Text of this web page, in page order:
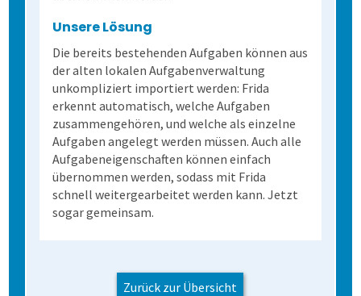
Unsere Lösung
Die bereits bestehenden Aufgaben können aus
der alten lokalen Aufgabenverwaltung
unkompliziert importiert werden: Frida
erkennt automatisch, welche Aufgaben
zusammengehören, und welche als einzelne
Aufgaben angelegt werden müssen. Auch alle
Aufgabeneigenschaften können einfach
übernommen werden, sodass mit Frida
schnell weitergearbeitet werden kann. Jetzt
sogar gemeinsam.
Zurück zur Übersicht